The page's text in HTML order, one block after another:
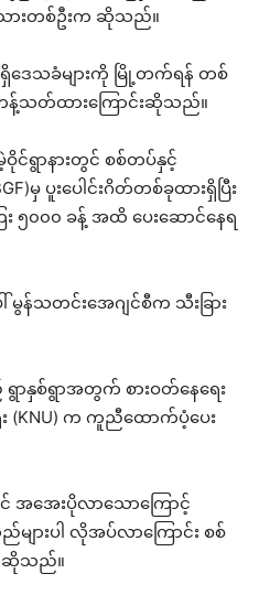
ားတစ်ဦးက ဆိုသည်။
ေသခံများကို မြို့တက်ရန် တစ်
န့်သတ်ထားကြောင်းဆိုသည်။
ဝိုင်ရွာနားတွင် စစ်တပ်နှင့်
မှ ပူးပေါင်းဂိတ်တစ်ခုထားရှိပြီး
၅၀၀၀ ခန့် အထိ ပေးဆောင်နေရ
မွန်သတင်းအေဂျင်စီက သီးခြား
ာနှစ်ရွာအတွက် စားဝတ်နေရေး
(KNU) က ကူညီထောက်ပံ့ပေး
အေးပိုလာသောကြောင့်
ည်များပါ လိုအပ်လာကြောင်း စစ်
ဆိုသည်။